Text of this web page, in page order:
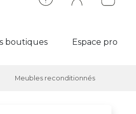
boutiques Espace pro
Meubles reconditionnés